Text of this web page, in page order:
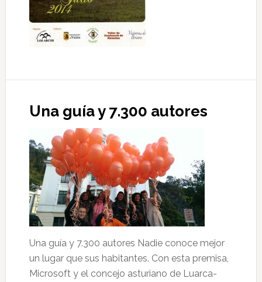
Una guía y 7.300 autores
Una guía y 7.300 autores Nadie conoce mejor
un lugar que sus habitantes. Con esta premisa,
Microsoft y el concejo asturiano de Luarca-